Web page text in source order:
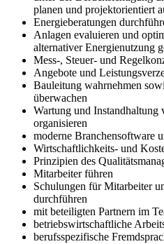
planen und projektorientiert
Energieberatungen
Anlagen evaluieren und
alternativer Energienutzung
Mess-, Steuer- und
Angebote und
Bauleitung wahrnehmen
überwachen
Wartung und Instandhaltung
organisieren
moderne Branchensoftware
Wirtschaftlichkeits- und
Prinzipien des
Mitarbeiter führen
Schulungen für Mitarbeiter
durchführen
mit beteiligten Partnern im
betriebswirtschaftliche
berufsspezifische